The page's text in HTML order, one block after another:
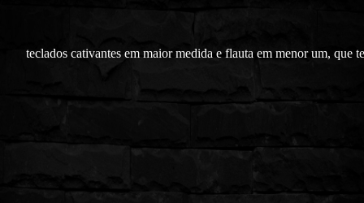
teclados cativantes em maior medida e flauta em menor um, que